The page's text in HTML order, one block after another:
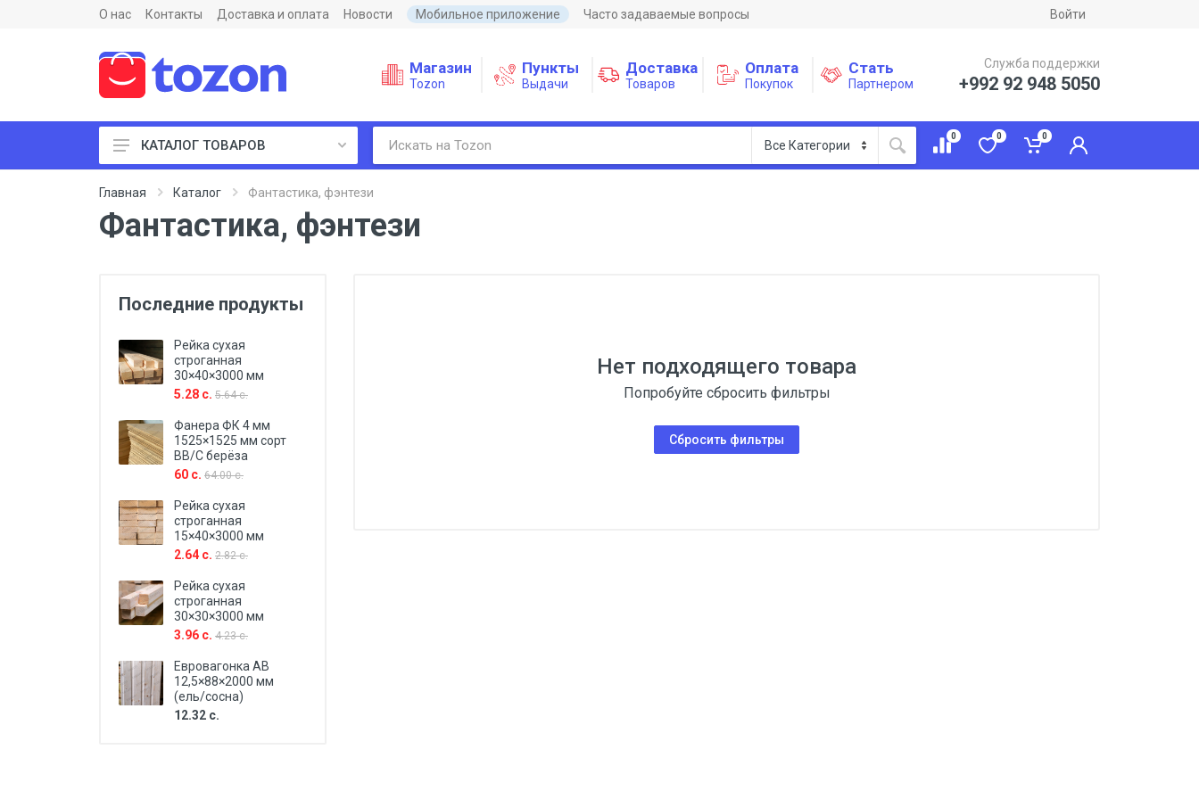
О нас Контакты Доставка и оплата Новости Мобильное приложение Часто задаваемые вопросы Войти
Магазин
Tozon
Пункты
Выдачи
Доставка
Товаров
Оплата
Покупок
Стать
Партнером
Служба поддержки
+992 92 948 5050
Пиломатериалы и фанеры
КАТАЛОГ ТОВАРОВ
0 0 0
Главная Каталог Фантастика, фэнтези
Фантастика, фэнтези
Последние продукты
Рейка сухая
строганная
30×40×3000 мм
5.28 с. 5.64 с.
Фанера ФК 4 мм
1525×1525 мм сорт
BB/C берёза
60 с. 64.00 с.
Рейка сухая
строганная
15×40×3000 мм
2.64 с. 2.82 с.
Рейка сухая
строганная
30×30×3000 мм
3.96 с. 4.23 с.
Евровагонка AB
12,5×88×2000 мм
(ель/сосна)
12.32 с.
Нет подходящего товара
Попробуйте сбросить фильтры
Сбросить фильтры